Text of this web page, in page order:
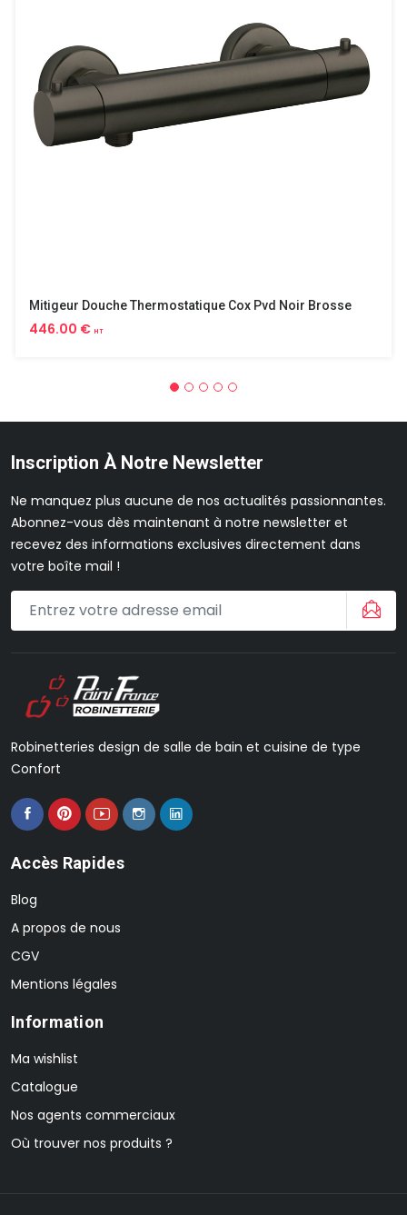
Mitigeur Douche Thermostatique Cox Pvd Noir Brosse
446.00 € HT
Inscription À Notre Newsletter
Ne manquez plus aucune de nos actualités passionnantes.
Abonnez-vous dès maintenant à notre newsletter et
recevez des informations exclusives directement dans
votre boîte mail !
Robinetteries design de salle de bain et cuisine de type
Confort
Accès Rapides
Blog
A propos de nous
CGV
Mentions légales
Information
Ma wishlist
Catalogue
Nos agents commerciaux
Où trouver nos produits ?